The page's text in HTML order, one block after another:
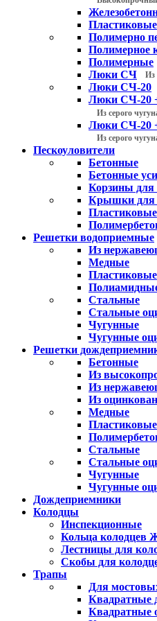
Пластиковые
Полимерно
Полимерное
Полимерные
Люки СЧ
Из
Люки СЧ-20
Люки СЧ-20
Из серого
Люки СЧ-20
Из серого
Пескоуловители
Бетонные
Бетонные
Корзины для
Крышки для
Пластиковые
Решетки водоприемные
Из
Медные
Пластиковые
Стальные
Стальные
Чугунные
Чугунные
Решетки
Бетонные
Из
Из
Из
Медные
Пластиковые
Стальные
Стальные
Чугунные
Чугунные
Дождеприемники
Колодцы
Инспекционные
Кольца колодцев
Лестницы для
Скобы для
Трапы
Для
Квадратные
Квадратные